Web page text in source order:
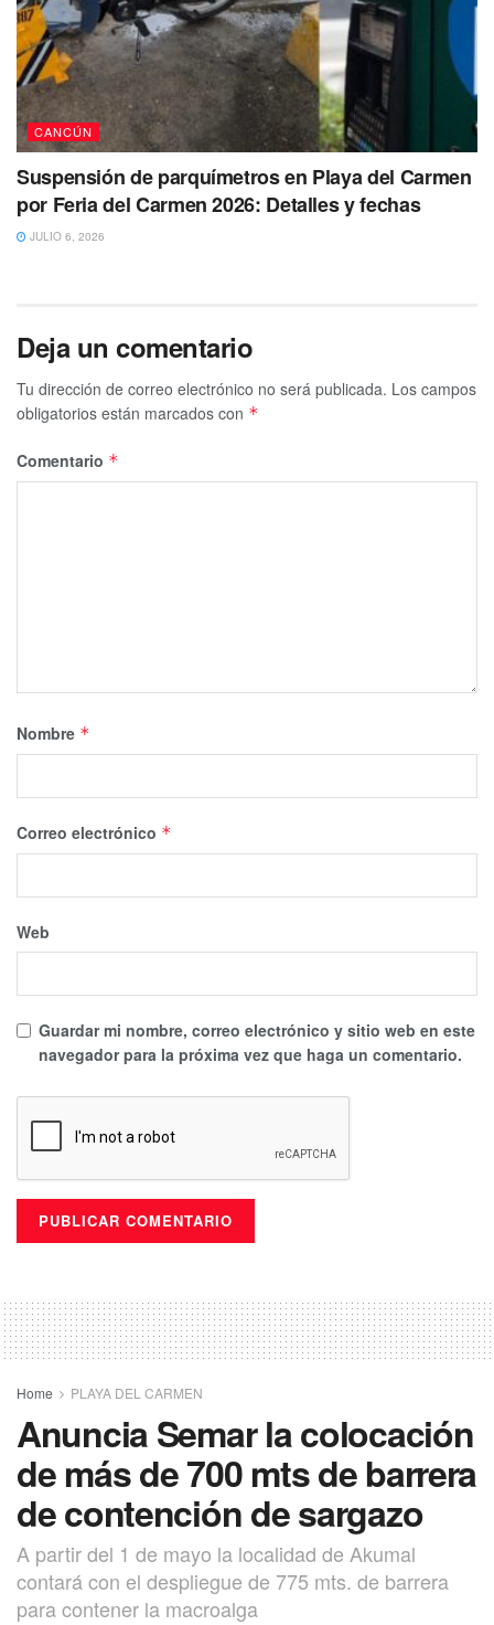
Así mismo, se dieron cita agentes ministeriales quienes se
encuentran realizando las indagatorias de este atentado
que una vez más, no logró dar con los responsablesde
los lamentables hechos.
Tags: asesinato
CANCÚN
Suspensión de parquímetros en Playa del Carmen
por Feria del Carmen 2026: Detalles y fechas
JULIO 6, 2026
Deja un comentario
Tu dirección de correo electrónico no será publicada. Los campos
obligatorios están marcados con *
Comentario *
Nombre *
Correo electrónico *
Web
Guardar mi nombre, correo electrónico y sitio web en este
navegador para la próxima vez que haga un comentario.
Home PLAYA DEL CARMEN
Anuncia Semar la colocación
de más de 700 mts de barrera
de contención de sargazo
A partir del 1 de mayo la localidad de Akumal
contará con el despliegue de 775 mts. de barrera
para contener la macroalga